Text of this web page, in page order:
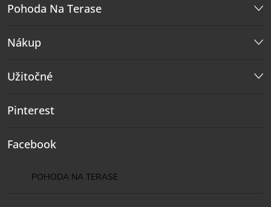
Pohoda Na Terase
Nákup
Užitočné
Pinterest
Facebook
POHODA NA TERASE